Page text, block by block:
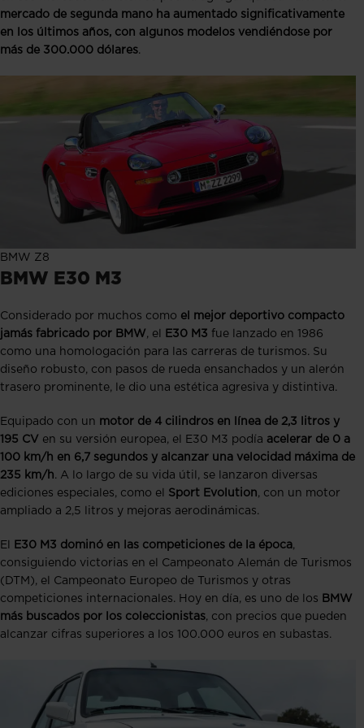
mercado de segunda mano ha aumentado significativamente
en los últimos años, con algunos modelos vendiéndose por
más de 300.000 dólares.
BMW Z8
BMW E30 M3
Considerado por muchos como el mejor deportivo compacto
jamás fabricado por BMW, el E30 M3 fue lanzado en 1986
como una homologación para las carreras de turismos. Su
diseño robusto, con pasos de rueda ensanchados y un alerón
trasero prominente, le dio una estética agresiva y distintiva.
Equipado con un motor de 4 cilindros en línea de 2,3 litros y
195 CV en su versión europea, el E30 M3 podía acelerar de 0 a
100 km/h en 6,7 segundos y alcanzar una velocidad máxima de
235 km/h. A lo largo de su vida útil, se lanzaron diversas
ediciones especiales, como el Sport Evolution, con un motor
ampliado a 2,5 litros y mejoras aerodinámicas.
El E30 M3 dominó en las competiciones de la época,
consiguiendo victorias en el Campeonato Alemán de Turismos
(DTM), el Campeonato Europeo de Turismos y otras
competiciones internacionales. Hoy en día, es uno de los BMW
más buscados por los coleccionistas, con precios que pueden
alcanzar cifras superiores a los 100.000 euros en subastas.